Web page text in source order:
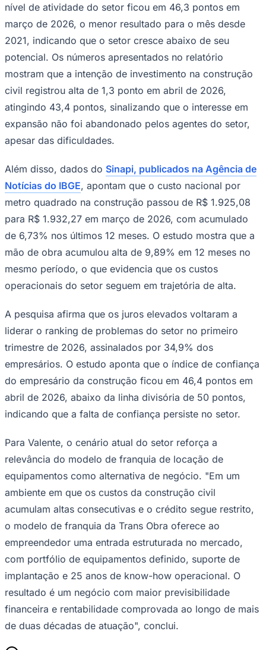
São Paulo
nível de atividade do setor ficou em 46,3 pontos em
março de 2026, o menor resultado para o mês desde
2021, indicando que o setor cresce abaixo de seu
potencial. Os números apresentados no relatório
mostram que a intenção de investimento na construção
civil registrou alta de 1,3 ponto em abril de 2026,
atingindo 43,4 pontos, sinalizando que o interesse em
expansão não foi abandonado pelos agentes do setor,
apesar das dificuldades.
Além disso, dados do Sinapi, publicados na Agência de
Notícias do IBGE, apontam que o custo nacional por
metro quadrado na construção passou de R$ 1.925,08
para R$ 1.932,27 em março de 2026, com acumulado
de 6,73% nos últimos 12 meses. O estudo mostra que a
mão de obra acumulou alta de 9,89% em 12 meses no
mesmo período, o que evidencia que os custos
operacionais do setor seguem em trajetória de alta.
A pesquisa afirma que os juros elevados voltaram a
liderar o ranking de problemas do setor no primeiro
trimestre de 2026, assinalados por 34,9% dos
empresários. O estudo aponta que o índice de confiança
do empresário da construção ficou em 46,4 pontos em
abril de 2026, abaixo da linha divisória de 50 pontos,
indicando que a falta de confiança persiste no setor.
Para Valente, o cenário atual do setor reforça a
relevância do modelo de franquia de locação de
equipamentos como alternativa de negócio. "Em um
ambiente em que os custos da construção civil
acumulam altas consecutivas e o crédito segue restrito,
o modelo de franquia da Trans Obra oferece ao
empreendedor uma entrada estruturada no mercado,
com portfólio de equipamentos definido, suporte de
implantação e 25 anos de know-how operacional. O
resultado é um negócio com maior previsibilidade
financeira e rentabilidade comprovada ao longo de mais
de duas décadas de atuação", conclui.